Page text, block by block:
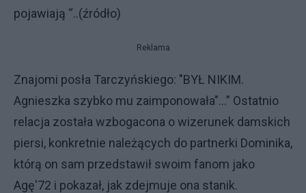
pojawiają “..(źródło)
Reklama
Znajomi posła Tarczyńskiego: "BYŁ NIKIM.
Agnieszka szybko mu zaimponowała"...” Ostatnio
relacja została wzbogacona o wizerunek damskich
piersi, konkretnie należących do partnerki Dominika,
którą on sam przedstawił swoim fanom jako
Agę'72 i pokazał, jak zdejmuje ona stanik.